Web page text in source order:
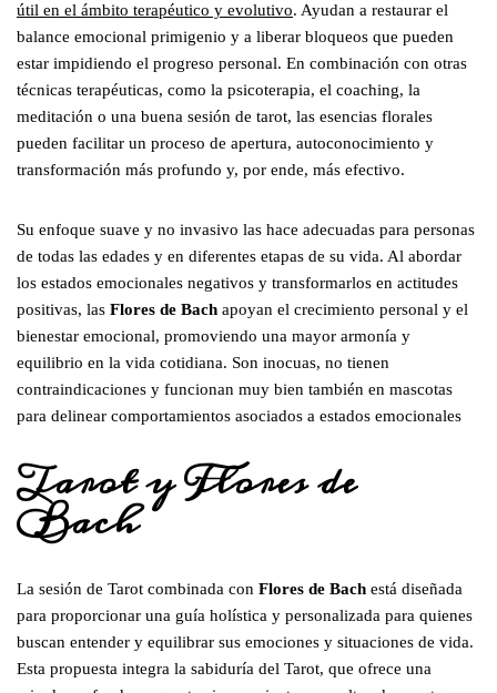
útil en el ámbito terapéutico y evolutivo. Ayudan a restaurar el
balance emocional primigenio y a liberar bloqueos que pueden
estar impidiendo el progreso personal. En combinación con otras
técnicas terapéuticas, como la psicoterapia, el coaching, la
meditación o una buena sesión de tarot, las esencias florales
pueden facilitar un proceso de apertura, autoconocimiento y
transformación más profundo y, por ende, más efectivo.
Su enfoque suave y no invasivo las hace adecuadas para personas
de todas las edades y en diferentes etapas de su vida. Al abordar
los estados emocionales negativos y transformarlos en actitudes
positivas, las Flores de Bach apoyan el crecimiento personal y el
bienestar emocional, promoviendo una mayor armonía y
equilibrio en la vida cotidiana. Son inocuas, no tienen
contraindicaciones y funcionan muy bien también en mascotas
para delinear comportamientos asociados a estados emocionales
Tarot y Flores de
Bach
La sesión de Tarot combinada con Flores de Bach está diseñada
para proporcionar una guía holística y personalizada para quienes
buscan entender y equilibrar sus emociones y situaciones de vida.
Esta propuesta integra la sabiduría del Tarot, que ofrece una